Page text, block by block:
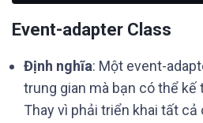
Event-adapter Class
Định nghĩa: Một event-
trung gian mà bạn có thể kế
Thay vì phải triển khai tất